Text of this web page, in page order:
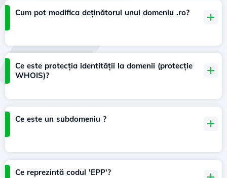
Cum pot modifica deținătorul unui domeniu .ro?
Ce este protecția identității la domenii (protecție
WHOIS)?
Ce este un subdomeniu ?
Ce reprezintă codul 'EPP'?